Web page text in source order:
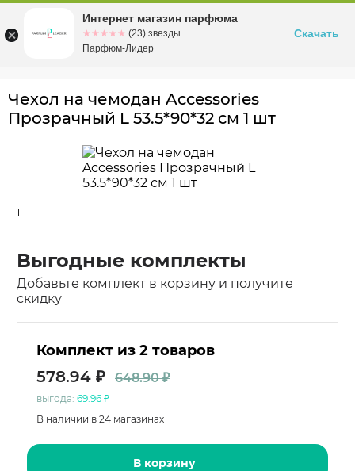
Омскул. Заозерная, 11, к. 1
Чехол на чемодан Accessories
Прозрачный L 53.5*90*32 см 1 шт
1
Выгодные комплекты
Добавьте комплект в корзину и получите
скидку
Комплект из 2 товаров
578.94 ₽ 648.90 ₽
выгода: 69.96 ₽
В наличии в 24 магазинах
В корзину
Интернет магазин парфюма
☆☆☆☆☆
★★★★★ (23) звезды
Парфюм-Лидер
Скачать